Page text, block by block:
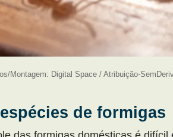
Montagem: Digital Space / Atribuição-
de formigas